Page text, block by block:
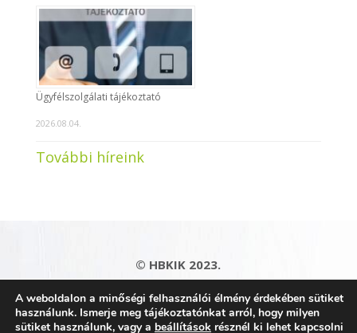
Ügyfélszolgálati tájékoztató
2026.08.04.
További híreink
© HBKIK 2023.
Adatkezelési tájékoztató|Impresszum|
Kapcsolat|Honlaptérkép
A weboldalon a minőségi felhasználói élmény érdekében sütiket
használunk. Ismerje meg tájékoztatónkat arról, hogy milyen
sütiket használunk, vagy a beállítások résznél ki lehet kapcsolni